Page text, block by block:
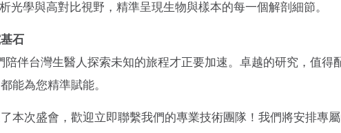
光學與高對比視野，精準呈現生物與樣本的每一個解剖細節。
石
伴台灣生醫人探索未知的旅程才正要加速。卓越的研究，值得
能為您精準賦能。
本次盛會，歡迎立即聯繫我們的專業技術團隊！我們將安排專